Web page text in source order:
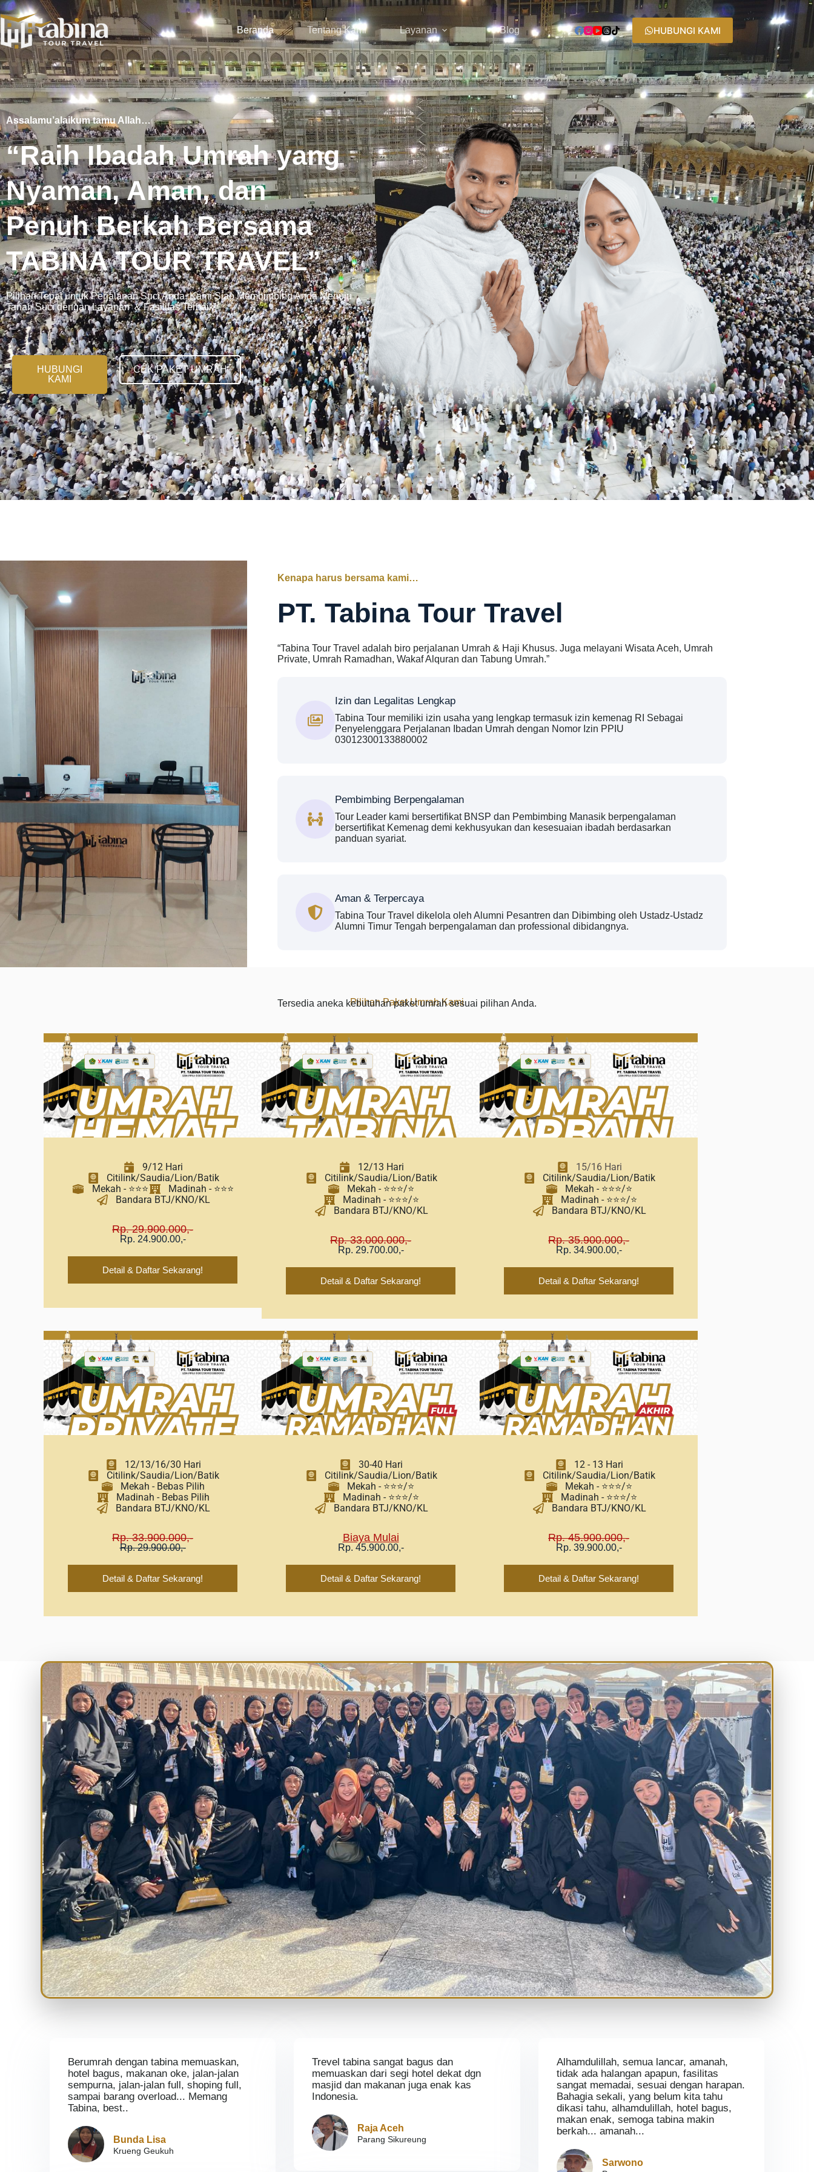
Beranda Tentang Kami Layanan Blog HUBUNGI KAMI
Assalamu’alaikum tamu Allah…
“Raih Ibadah Umrah yang
Nyaman, Aman, dan
Penuh Berkah Bersama
TABINA TOUR TRAVEL”
Pilihan Tepat untuk Perjalanan Suci Anda. Kami Siap Membimbing Anda Menuju
Tanah Suci dengan Layanan & Fasilitas Terbaik!
HUBUNGI
KAMI
CEK PAKET UMRAH
Kenapa harus bersama kami…
PT. Tabina Tour Travel
“Tabina Tour Travel adalah biro perjalanan Umrah & Haji Khusus. Juga melayani Wisata Aceh, Umrah
Private, Umrah Ramadhan, Wakaf Alquran dan Tabung Umrah.”
Izin dan Legalitas Lengkap
Tabina Tour memiliki izin usaha yang lengkap termasuk izin kemenag RI Sebagai
Penyelenggara Perjalanan Ibadan Umrah dengan Nomor Izin PPIU
03012300133880002
Pembimbing Berpengalaman
Tour Leader kami bersertifikat BNSP dan Pembimbing Manasik berpengalaman
bersertifikat Kemenag demi kekhusyukan dan kesesuaian ibadah berdasarkan
panduan syariat.
Aman & Terpercaya
Tabina Tour Travel dikelola oleh Alumni Pesantren dan Dibimbing oleh Ustadz-Ustadz
Alumni Timur Tengah berpengalaman dan professional dibidangnya.
Pilihan Paket Umrah Kami
Tersedia aneka kebutuhan paket umrah sesuai pilihan Anda.
9/12 Hari
Citilink/Saudia/Lion/Batik
Mekah - ⭐⭐⭐
Madinah - ⭐⭐⭐
Bandara BTJ/KNO/KL
Rp. 29.900.000,-
Rp. 24.900.00,-
Detail & Daftar Sekarang!
12/13 Hari
Citilink/Saudia/Lion/Batik
Mekah - ⭐⭐⭐/⭐
Madinah - ⭐⭐⭐/⭐
Bandara BTJ/KNO/KL
Rp. 33.000.000,-
Rp. 29.700.00,-
Detail & Daftar Sekarang!
15/16 Hari
Citilink/Saudia/Lion/Batik
Mekah - ⭐⭐⭐/⭐
Madinah - ⭐⭐⭐/⭐
Bandara BTJ/KNO/KL
Rp. 35.900.000,-
Rp. 34.900.00,-
Detail & Daftar Sekarang!
12/13/16/30 Hari
Citilink/Saudia/Lion/Batik
Mekah - Bebas Pilih
Madinah - Bebas Pilih
Bandara BTJ/KNO/KL
Rp. 33.900.000,-
Rp. 29.900.00,-
Detail & Daftar Sekarang!
30-40 Hari
Citilink/Saudia/Lion/Batik
Mekah - ⭐⭐⭐/⭐
Madinah - ⭐⭐⭐/⭐
Bandara BTJ/KNO/KL
Biaya Mulai
Rp. 45.900.00,-
Detail & Daftar Sekarang!
12 - 13 Hari
Citilink/Saudia/Lion/Batik
Mekah - ⭐⭐⭐/⭐
Madinah - ⭐⭐⭐/⭐
Bandara BTJ/KNO/KL
Rp. 45.900.000,-
Rp. 39.900.00,-
Detail & Daftar Sekarang!
Berumrah dengan tabina memuaskan,
hotel bagus, makanan oke, jalan-jalan
sempurna, jalan-jalan full, shoping full,
sampai barang overload... Memang
Tabina, best..
Bunda Lisa
Krueng Geukuh
Trevel tabina sangat bagus dan
memuaskan dari segi hotel dekat dgn
masjid dan makanan juga enak kas
Indonesia.
Raja Aceh
Parang Sikureung
Alhamdulillah, semua lancar, amanah,
tidak ada halangan apapun, fasilitas
sangat memadai, sesuai dengan harapan.
Bahagia sekali, yang belum kita tahu
dikasi tahu, alhamdulillah, hotel bagus,
makan enak, semoga tabina makin
berkah... amanah...
Sarwono